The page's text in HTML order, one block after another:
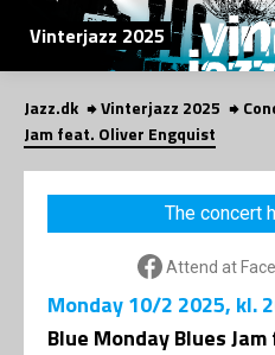
Vinterjazz 2025
Jazz.dk Vinterjazz 2025
Jam feat. Oliver Engquist
The concert
Attend at
Monday10/2 2025, kl.
Blue Monday Blues